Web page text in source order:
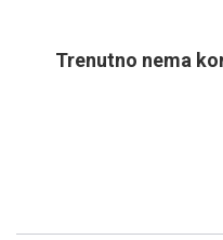
Trenutno nema